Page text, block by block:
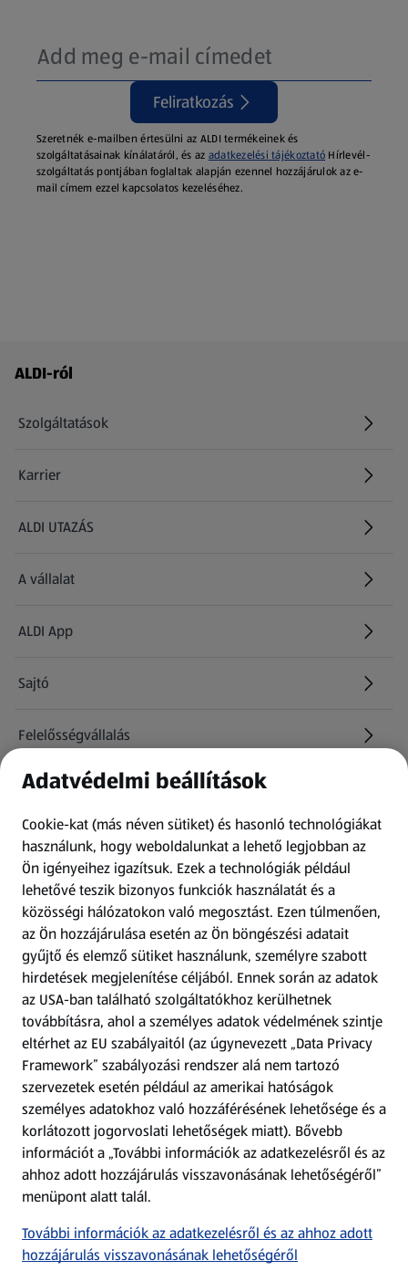
Feliratkozás
Szeretnék e-mailben értesülni az ALDI termékeinek és
szolgáltatásainak kínálatáról, és az adatkezelési tájékoztató Hírlevél-
szolgáltatás pontjában foglaltak alapján ezennel hozzájárulok az e-
mail címem ezzel kapcsolatos kezeléséhez.
Láblécmenü - további linkek
ALDI-ról
Szolgáltatások
Karrier
(új oldalon nyílik meg)
ALDI UTAZÁS
(új oldalon nyílik meg)
A vállalat
ALDI App
Sajtó
Felelősségvállalás
Információk
Kérdőív
Fizetési lehetőségek
ALDI utalványok
Árcsökkentés
Adattörlő alkalmazás
Szervizpont
(új oldalon nyílik meg)
Fedezz fel minket az interneten!
Töltsd le az ALDI Magyarország applikációt!
Adatvédelmi beállítások
Cookie-kat (más néven sütiket) és hasonló technológiákat
használunk, hogy weboldalunkat a lehető legjobban az
Ön igényeihez igazítsuk. Ezek a technológiák például
lehetővé teszik bizonyos funkciók használatát és a
közösségi hálózatokon való megosztást. Ezen túlmenően,
az Ön hozzájárulása esetén az Ön böngészési adatait
gyűjtő és elemző sütiket használunk, személyre szabott
hirdetések megjelenítése céljából. Ennek során az adatok
az USA-ban található szolgáltatókhoz kerülhetnek
továbbításra, ahol a személyes adatok védelmének szintje
eltérhet az EU szabályaitól (az úgynevezett „Data Privacy
Framework” szabályozási rendszer alá nem tartozó
szervezetek esetén például az amerikai hatóságok
személyes adatokhoz való hozzáférésének lehetősége és a
korlátozott jogorvoslati lehetőségek miatt). Bővebb
információt a „További információk az adatkezelésről és az
ahhoz adott hozzájárulás visszavonásának lehetőségéről”
menüpont alatt talál.
További információk az adatkezelésről és az ahhoz adott
hozzájárulás visszavonásának lehetőségéről